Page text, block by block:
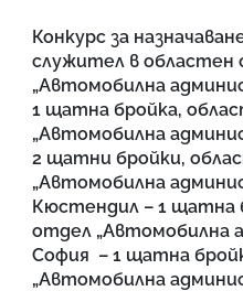
Конкурс за
служител в областен
„Автомобилна
1 щатна бройка,
„Автомобилна
2 щатни бройки,
„Автомобилна
Кюстендил – 1 щатна
отдел „Автомобилна
София – 1 щатна
„Автомобилна